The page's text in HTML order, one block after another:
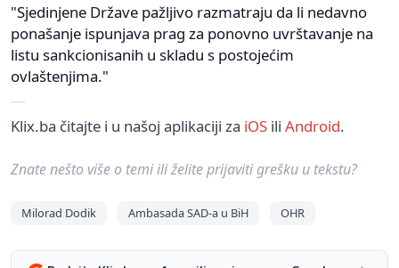
"Sjedinjene Države pažljivo razmatraju da li nedavno
ponašanje ispunjava prag za ponovno uvrštavanje na
listu sankcionisanih u skladu s postojećim
ovlaštenjima."
Klix.ba čitajte i u našoj aplikaciji za iOS ili Android.
Znate nešto više o temi ili želite prijaviti grešku u tekstu?
Milorad Dodik Ambasada SAD-a u BiH OHR